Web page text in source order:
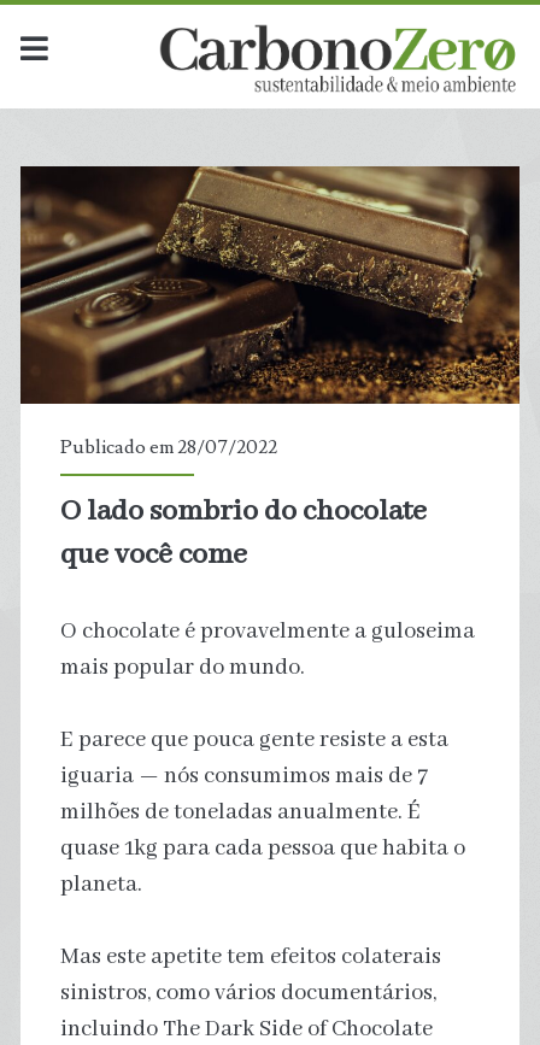
Publicado em 28/07/2022
O lado sombrio do chocolate
que você come
O chocolate é provavelmente a guloseima
mais popular do mundo.
E parece que pouca gente resiste a esta
iguaria — nós consumimos mais de 7
milhões de toneladas anualmente. É
quase 1kg para cada pessoa que habita o
planeta.
Mas este apetite tem efeitos colaterais
sinistros, como vários documentários,
incluindo The Dark Side of Chocolate